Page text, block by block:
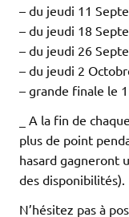
– du jeudi 11
– du jeudi 18
– du jeudi 26
– du jeudi 2
– grande finale le
_ A la fin de
plus de point
hasard gagneront
des disponibilités).
N’hésitez pas à